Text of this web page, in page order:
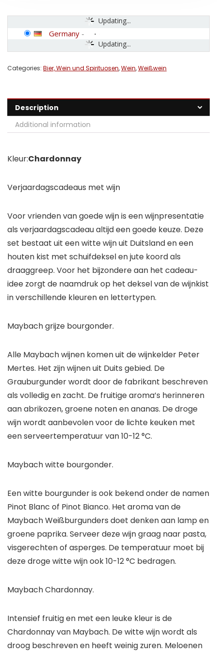
Updating...
Updating...
Germany -
Categories: Bier, Wein und Spirituosen,Wein,Weißwein
Description
Additional information
Kleur:Chardonnay
Verjaardagscadeaus met wijn
Voor vrienden van goede wijn is een wijnpresentatie
als verjaardagscadeau altijd een goede keuze. Deze
set bestaat uit een witte wijn uit Duitsland en een
houten kist met schuifdeksel en jute koord als
draaggreep. Voor het bijzondere aan het cadeau-
idee zorgt de naamdruk op het deksel van de wijnkist
in verschillende kleuren en lettertypen.
Maybach grijze bourgonder.
Alle Maybach wijnen komen uit de wijnkelder Peter
Mertes. Het zijn wijnen uit Duits gebied. De
Grauburgunder wordt door de fabrikant beschreven
als volledig en zacht. De fruitige aroma’s herinneren
aan abrikozen, groene noten en ananas. De droge
wijn wordt aanbevolen voor de lichte keuken met
een serveertemperatuur van 10-12 °C.
Maybach witte bourgonder.
Een witte bourgunder is ook bekend onder de namen
Pinot Blanc of Pinot Bianco. Het aroma van de
Maybach Weißburgunders doet denken aan lamp en
groene paprika. Serveer deze wijn graag naar pasta,
visgerechten of asperges. De temperatuur moet bij
deze droge witte wijn ook 10-12 °C bedragen.
Maybach Chardonnay.
Intensief fruitig en met een leuke kleur is de
Chardonnay van Maybach. De witte wijn wordt als
droog beschreven en heeft weinig zuren. Meloenen